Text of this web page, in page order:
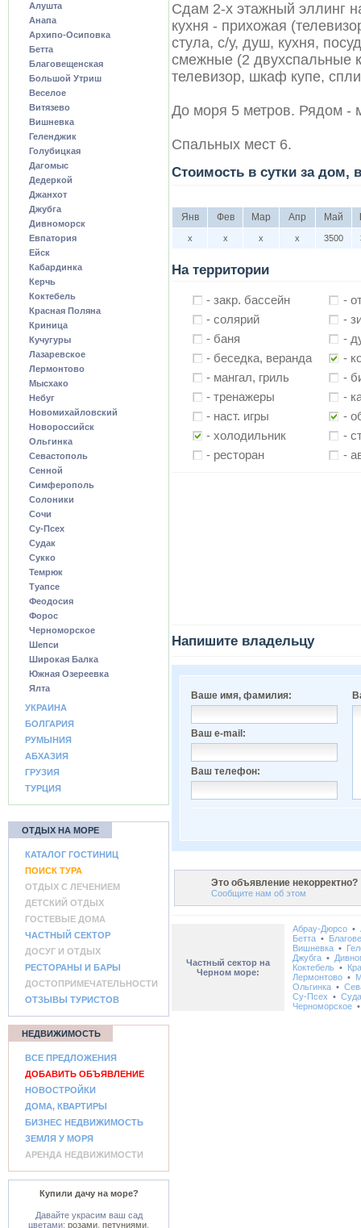
Алушта
Анапа
Архипо-Осиповка
Бетта
Благовещенская
Большой Утриш
Веселое
Витязево
Вишневка
Геленджик
Голубицкая
Дагомыс
Дедеркой
Джанхот
Джубга
Дивноморск
Евпатория
Ейск
Кабардинка
Керчь
Коктебель
Красная Поляна
Криница
Кучугуры
Лазаревское
Лермонтово
Мысхако
Небуг
Новомихайловский
Новороссийск
Ольгинка
Севастополь
Сенной
Симферополь
Солоники
Сочи
Су-Псех
Судак
Сукко
Темрюк
Туапсе
Феодосия
Форос
Черноморское
Шепси
Широкая Балка
Южная Озереевка
Ялта
УКРАИНА
БОЛГАРИЯ
РУМЫНИЯ
АБХАЗИЯ
ГРУЗИЯ
ТУРЦИЯ
ОТДЫХ НА МОРЕ
КАТАЛОГ ГОСТИНИЦ
ПОИСК ТУРА
ОТДЫХ С ЛЕЧЕНИЕМ
ДЕТСКИЙ ОТДЫХ
ГОСТЕВЫЕ ДОМА
ЧАСТНЫЙ СЕКТОР
ДОСУГ И ОТДЫХ
РЕСТОРАНЫ И БАРЫ
ДОСТОПРИМЕЧАТЕЛЬНОСТИ
ОТЗЫВЫ ТУРИСТОВ
НЕДВИЖИМОСТЬ
ВСЕ ПРЕДЛОЖЕНИЯ
ДОБАВИТЬ ОБЪЯВЛЕНИЕ
НОВОСТРОЙКИ
ДОМА, КВАРТИРЫ
БИЗНЕС НЕДВИЖИМОСТЬ
ЗЕМЛЯ У МОРЯ
АРЕНДА НЕДВИЖИМОСТИ
Купили дачу на море?
Давайте украсим ваш сад
цветами: розами петуниями
Сдам 2-х этажный эллинг
кухня - прихожая
стула, с/у, душ, кухня,
смежные (2 двухспальные
телевизор, шкаф купе,
До моря 5 метров. Рядом -
Спальных мест 6.
Стоимость в сутки за дом,
Янв Фев Мар Апр Май
х х х х 3500
На территории
- закр. бассейн
-
- солярий
-
- баня
-
- беседка, веранда
-
- мангал, гриль
-
- тренажеры
-
- наст. игры
-
- холодильник
-
- ресторан
-
Напишите владельцу
Ваше имя, фамилия:
Ваш e-mail:
Ваш телефон:
Это объявление некорректно?
Сообщите нам об этом
Частный сектор на
Черном море:
Абрау-Дюрсо •
Бетта •
Вишневка •
Джубга •
Коктебель •
Лермонтово •
Ольгинка •
Су-Псех •
Черноморское